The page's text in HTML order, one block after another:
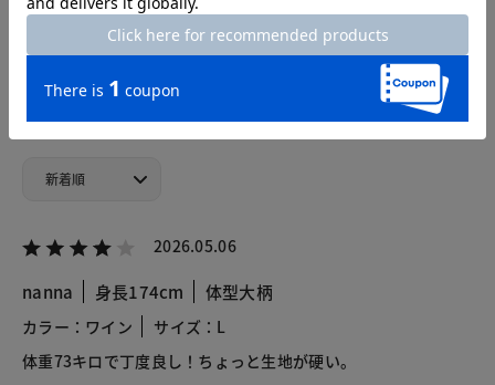
総合評価
4.0
2026.05.06
nanna 身長174cm 体型大柄
カラー：ワイン
サイズ：L
体重73キロで丁度良し！ちょっと生地が硬い。